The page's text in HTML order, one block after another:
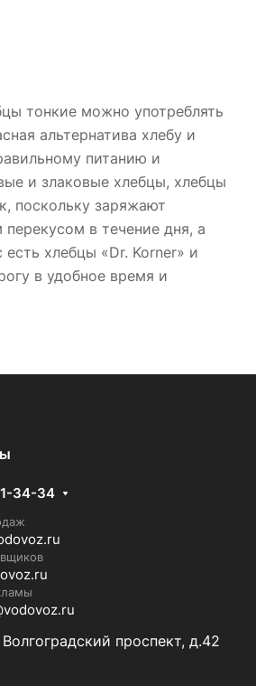
тонкие можно употреблять
альтернатива хлебу и
питанию и
и злаковые хлебцы, хлебцы
поскольку заряжают
в течение дня, а
хлебцы «Dr. Korner» и
в удобное время и
34-34
проспект, д.42